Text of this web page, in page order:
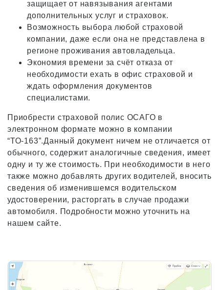
защищает от навязывания агентами
дополнительных услуг и страховок.
Возможность выбора любой страховой
компании, даже если она не представлена в
регионе проживания автовладельца.
Экономия времени за счёт отказа от
необходимости ехать в офис страховой и
ждать оформления документов
специалистами.
Приобрести страховой полис ОСАГО в
электронном формате можно в компании
“ТО-163”.Данный документ ничем не отличается от
обычного, содержит аналогичные сведения, имеет
одну и ту же стоимость. При необходимости в него
также можно добавлять других водителей, вносить
сведения об изменившемся водительском
удостоверении, расторгать в случае продажи
автомобиля. Подробности можно уточнить на
нашем сайте.